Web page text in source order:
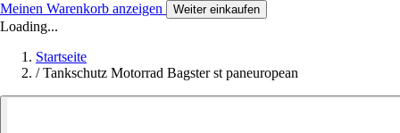
Meinen Warenkorb anzeigen Weiter einkaufen
Loading...
Startseite
/ Tankschutz Motorrad Bagster st paneuropean